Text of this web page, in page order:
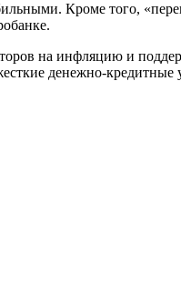
Кроме того,
на инфляцию и
денежно-